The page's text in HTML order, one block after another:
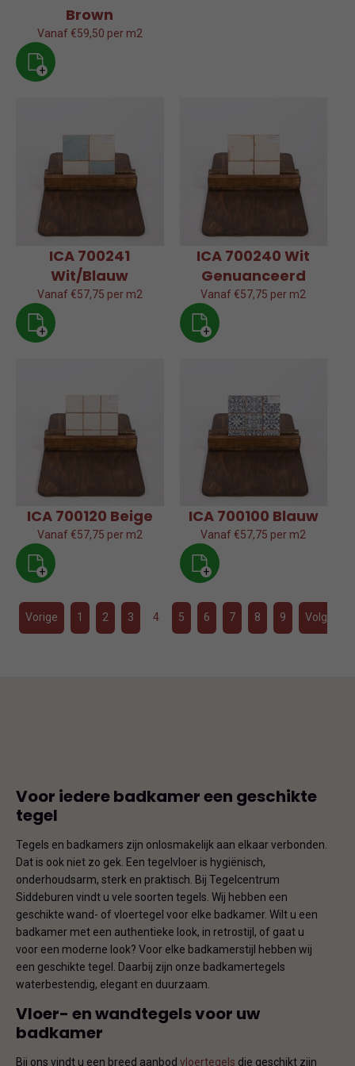
Brown
Vanaf €59,50 per m2
+
ICA 700241
Wit/Blauw
Vanaf €57,75 per m2
+
ICA 700240 Wit
Genuanceerd
Vanaf €57,75 per m2
+
ICA 700120 Beige
Vanaf €57,75 per m2
+
ICA 700100 Blauw
Vanaf €57,75 per m2
+
Vorige 1 2 3 4 5 6 7 8 9 Volgende
Voor iedere badkamer een geschikte
tegel
Tegels en badkamers zijn onlosmakelijk aan elkaar verbonden.
Dat is ook niet zo gek. Een tegelvloer is hygiënisch,
onderhoudsarm, sterk en praktisch. Bij Tegelcentrum
Siddeburen vindt u vele soorten tegels. Wij hebben een
geschikte wand- of vloertegel voor elke badkamer. Wilt u een
badkamer met een authentieke look, in retrostijl, of gaat u
voor een moderne look? Voor elke badkamerstijl hebben wij
een geschikte tegel. Daarbij zijn onze badkamertegels
waterbestendig, elegant en duurzaam.
Vloer- en wandtegels voor uw
badkamer
Bij ons vindt u een breed aanbod vloertegels die geschikt zijn